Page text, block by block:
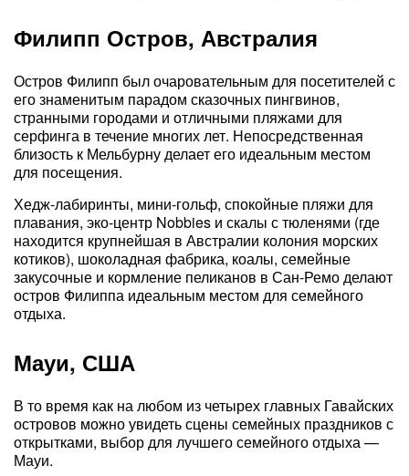
Филипп Остров, Австралия
Остров Филипп был очаровательным для посетителей с
его знаменитым парадом сказочных пингвинов,
странными городами и отличными пляжами для
серфинга в течение многих лет. Непосредственная
близость к Мельбурну делает его идеальным местом
для посещения.
Хедж-лабиринты, мини-гольф, спокойные пляжи для
плавания, эко-центр Nobbies и скалы с тюленями (где
находится крупнейшая в Австралии колония морских
котиков), шоколадная фабрика, коалы, семейные
закусочные и кормление пеликанов в Сан-Ремо делают
остров Филиппа идеальным местом для семейного
отдыха.
Мауи, США
В то время как на любом из четырех главных Гавайских
островов можно увидеть сцены семейных праздников с
открытками, выбор для лучшего семейного отдыха —
Мауи.